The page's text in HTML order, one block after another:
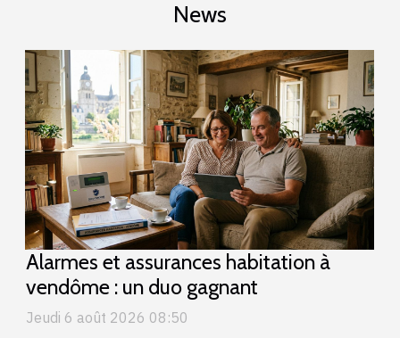
News
Alarmes et assurances habitation à
vendôme : un duo gagnant
Jeudi 6 août 2026 08:50